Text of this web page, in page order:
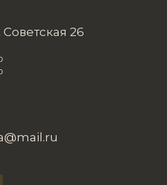
26